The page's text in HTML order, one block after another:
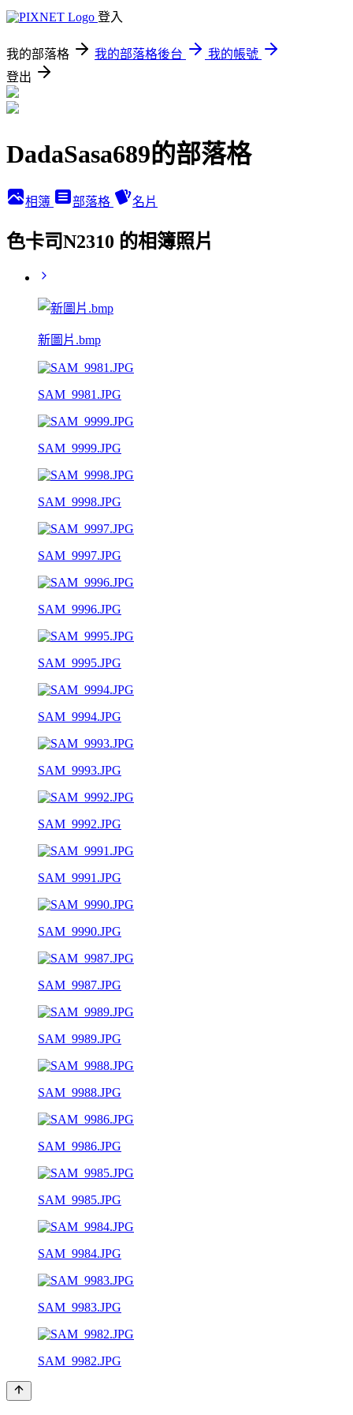
登入
我的部落格 我的部落格後台
我的帳號
登出
DadaSasa689的部落格
相簿 部落格 名片
色卡司N2310 的相簿照片
新圖片.bmp
SAM_9981.JPG
SAM_9999.JPG
SAM_9998.JPG
SAM_9997.JPG
SAM_9996.JPG
SAM_9995.JPG
SAM_9994.JPG
SAM_9993.JPG
SAM_9992.JPG
SAM_9991.JPG
SAM_9990.JPG
SAM_9987.JPG
SAM_9989.JPG
SAM_9988.JPG
SAM_9986.JPG
SAM_9985.JPG
SAM_9984.JPG
SAM_9983.JPG
SAM_9982.JPG